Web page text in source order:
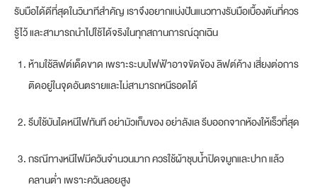
รับมือได้ดีที่สุดในวินาทีสำคัญ เราจึงอยากแบ่งปันแนวทางรับมือเบื้องต้นที่ควร
รู้ไว้ และสามารถนำไปใช้ได้จริงในทุกสถานการณ์ฉุกเฉิน
ห้ามใช้ลิฟต์เด็ดขาด เพราะระบบไฟฟ้าอาจขัดข้อง ลิฟต์ค้าง เสี่ยงต่อการ
ติดอยู่ในจุดอันตรายและไม่สามารถหนีรอดได้
รีบใช้บันไดหนีไฟทันที อย่ามัวเก็บของ อย่าลังเล รีบออกจากห้องให้เร็วที่สุด
กรณีทางหนีไฟมีควันจำนวนมาก ควรใช้ผ้าชุบน้ำปิดจมูกและปาก แล้ว
คลานต่ำ เพราะควันลอยสูง